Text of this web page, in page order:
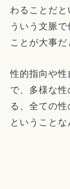
わることだ
ういう文脈
ことが大事だ
性的指向や性
で、多様な
る、全ての
ということな